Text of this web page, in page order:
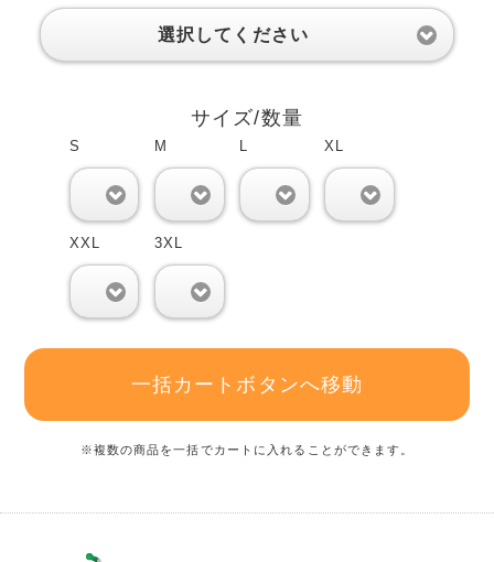
選択してください
サイズ/数量
S M XL
XXL 3XL
一括カートボタンへ移動
※複数の商品を一括でカートに入れることができます。